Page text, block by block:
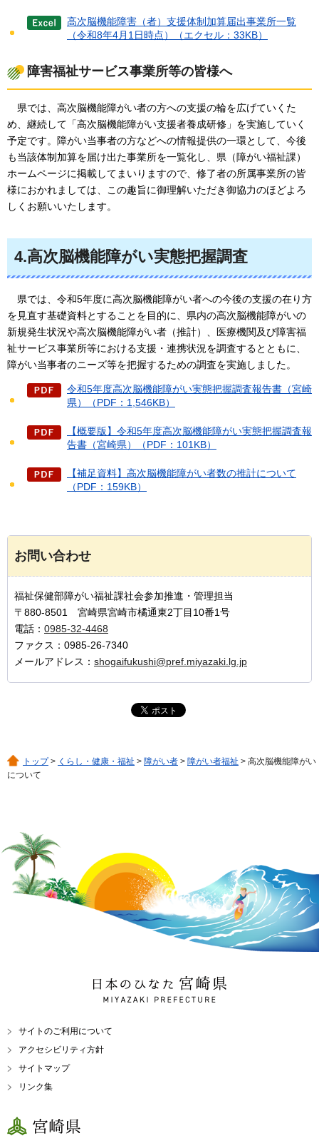
高次脳機能障害（者）支援体制加算届出事業所一覧
（令和8年4月1日時点）（エクセル：33KB）
障害福祉サービス事業所等の皆様へ
県では、高次脳機能障がい者の方への支援の輪を広げていくた
め、継続して「高次脳機能障がい支援者養成研修」を実施していく
予定です。障がい当事者の方などへの情報提供の一環として、今後
も当該体制加算を届け出た事業所を一覧化し、県（障がい福祉課）
ホームページに掲載してまいりますので、修了者の所属事業所の皆
様におかれましては、この趣旨に御理解いただき御協力のほどよろ
しくお願いいたします。
4.高次脳機能障がい実態把握調査
県では、令和5年度に高次脳機能障がい者への今後の支援の在り方
を見直す基礎資料とすることを目的に、県内の高次脳機能障がいの
新規発生状況や高次脳機能障がい者（推計）、医療機関及び障害福
祉サービス事業所等における支援・連携状況を調査するとともに、
障がい当事者のニーズ等を把握するための調査を実施しました。
令和5年度高次脳機能障がい実態把握調査報告書（宮崎
県）（PDF：1,546KB）
【概要版】令和5年度高次脳機能障がい実態把握調査報
告書（宮崎県）（PDF：101KB）
【補足資料】高次脳機能障がい者数の推計について
（PDF：159KB）
お問い合わせ
福祉保健部障がい福祉課社会参加推進・管理担当
〒880-8501 宮崎県宮崎市橘通東2丁目10番1号
電話： 0985-32-4468
ファクス：0985-26-7340
メールアドレス： shogaifukushi@pref.miyazaki.lg.jp
トップ> くらし・健康・福祉 > 障がい者 > 障がい者福祉 > 高次脳機能障がい
について
日本のひなた 宮崎県
MIYAZAKI PREFECTURE
サイトのご利用について
アクセシビリティ方針
サイトマップ
リンク集
宮崎県